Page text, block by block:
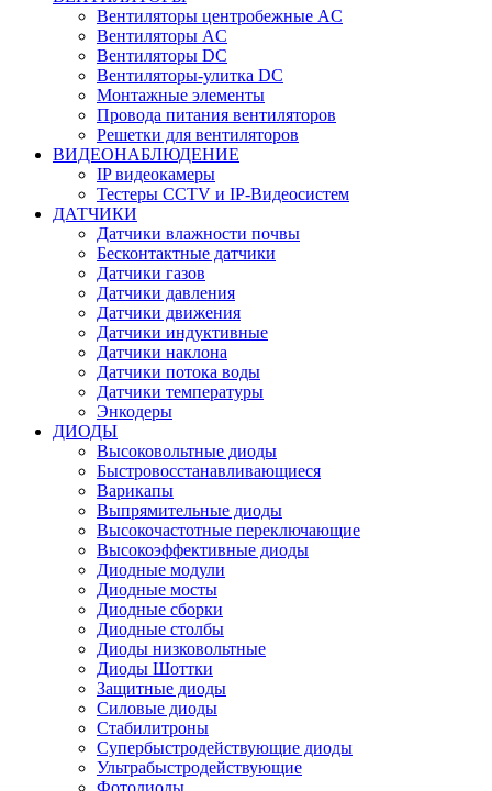
Вентиляторы центробежные AC
Вентиляторы AC
Вентиляторы DC
Вентиляторы-улитка DC
Монтажные элементы
Провода питания вентиляторов
Решетки для вентиляторов
ВИДЕОНАБЛЮДЕНИЕ
IP видеокамеры
Тестеры CCTV и IP-Видеосистем
ДАТЧИКИ
Датчики влажности почвы
Бесконтактные датчики
Датчики газов
Датчики давления
Датчики движения
Датчики индуктивные
Датчики наклона
Датчики потока воды
Датчики температуры
Энкодеры
ДИОДЫ
Высоковольтные диоды
Быстровосстанавливающиеся
Варикапы
Выпрямительные диоды
Высокочастотные переключающие
Высокоэффективные диоды
Диодные модули
Диодные мосты
Диодные сборки
Диодные столбы
Диоды низковольтные
Диоды Шоттки
Защитные диоды
Силовые диоды
Стабилитроны
Супербыстродействующие диоды
Ультрабыстродействующие
Фотодиоды